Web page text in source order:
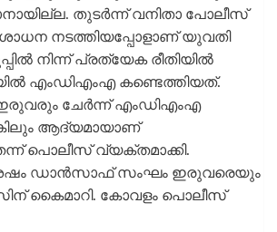
തുടര്‍ന്ന് വനിതാ പോലീസ്
നടത്തിയപ്പോളാണ് യുവതി
നിന്ന് പ്രത്യേക രീതിയില്‍
എംഡിഎംഎ കണ്ടെത്തിയത്.
ചേര്‍ന്ന് എംഡിഎംഎ
ആദ്യമായാണ്
പൊലീസ് വ്യക്തമാക്കി.
ഡാന്‍സാഫ് സംഘം ഇരുവരെയും
കൈമാറി. കോവളം പൊലീസ്